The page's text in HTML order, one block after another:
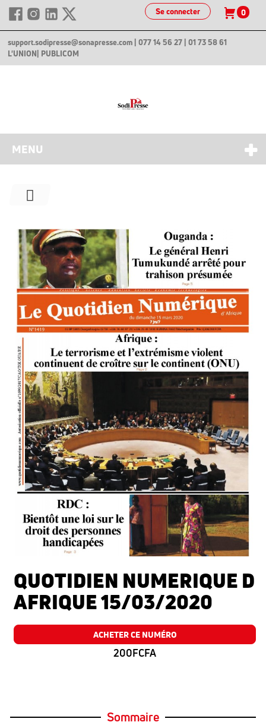
Se connecter 0
support.sodipresse@sonapresse.com | 077 14 56 27 | 01 73 58 61
L'UNION | PUBLICOM
MENU
QUOTIDIEN NUMERIQUE D
AFRIQUE 15/03/2020
ACHETER CE NUMÉRO
200FCFA
Sommaire